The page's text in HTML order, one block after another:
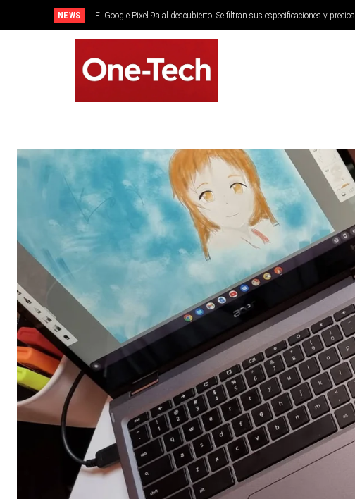
NEWS El Google Pixel 9a al descubierto. Se filtran sus especificaciones y precios